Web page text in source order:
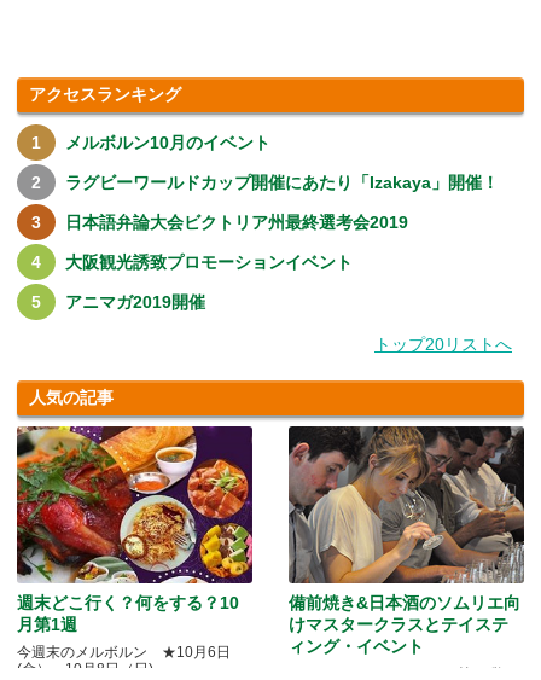
アクセスランキング
メルボルン10月のイベント
ラグビーワールドカップ開催にあたり「Izakaya」開催！
日本語弁論大会ビクトリア州最終選考会2019
大阪観光誘致プロモーションイベント
アニマガ2019開催
トップ20リストへ
人気の記事
週末どこ行く？何をする？10
月第1週
今週末のメルボルン ★10月6日
(金）～10月8日（日)
備前焼き&日本酒のソムリエ向
けマスタークラスとテイステ
ィング・イベント